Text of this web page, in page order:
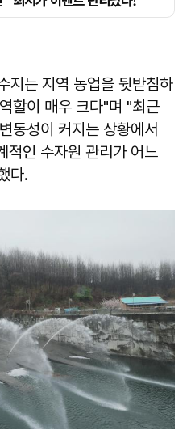
지는 지역 농업을 뒷받침하
할이 매우 크다"며 "최근
동성이 커지는 상황에서
적인 수자원 관리가 어느
다.